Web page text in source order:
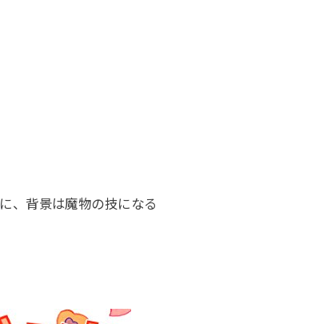
に、背景は魔物の技になる